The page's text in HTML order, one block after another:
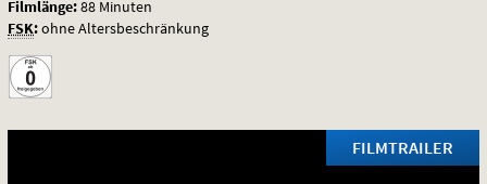
Filmlänge:88 Minuten
FSK:ohne Altersbeschränkung
FILMTRAILER